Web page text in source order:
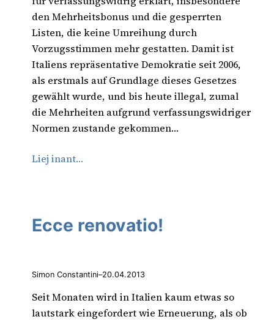
den Mehrheitsbonus und die gesperrten
Listen, die keine Umreihung durch
Vorzugsstimmen mehr gestatten. Damit ist
Italiens repräsentative Demokratie seit 2006,
als erstmals auf Grundlage dieses Gesetzes
gewählt wurde, und bis heute illegal, zumal
die Mehrheiten aufgrund verfassungswidriger
Normen zustande gekommen…
Liej inant…
Ecce renovatio!
Simon Constantini–20.04.2013
Seit Monaten wird in Italien kaum etwas so
lautstark eingefordert wie Erneuerung, als ob